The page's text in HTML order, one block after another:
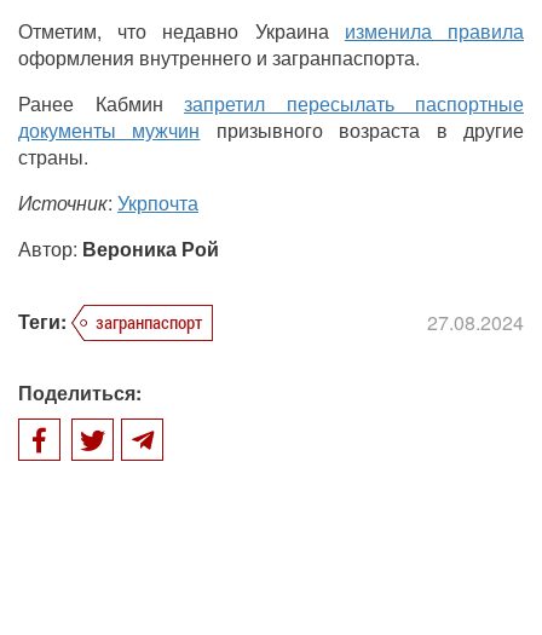
Отметим, что недавно Украина изменила правила
оформления внутреннего и загранпаспорта.
Ранее Кабмин запретил пересылать паспортные
документы мужчин призывного возраста в другие
страны.
Источник: Укрпочта
Автор: Вероника Рой
Теги: загранпаспорт 27.08.2024
Поделиться: